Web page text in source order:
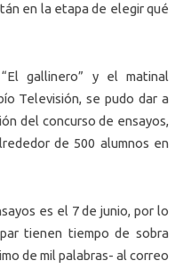
en la etapa de elegir qué
gallinero” y el matinal
Televisión, se pudo dar a
del concurso de ensayos,
de 500 alumnos en
es el 7 de junio, por lo
tienen tiempo de sobra
de mil palabras- al correo